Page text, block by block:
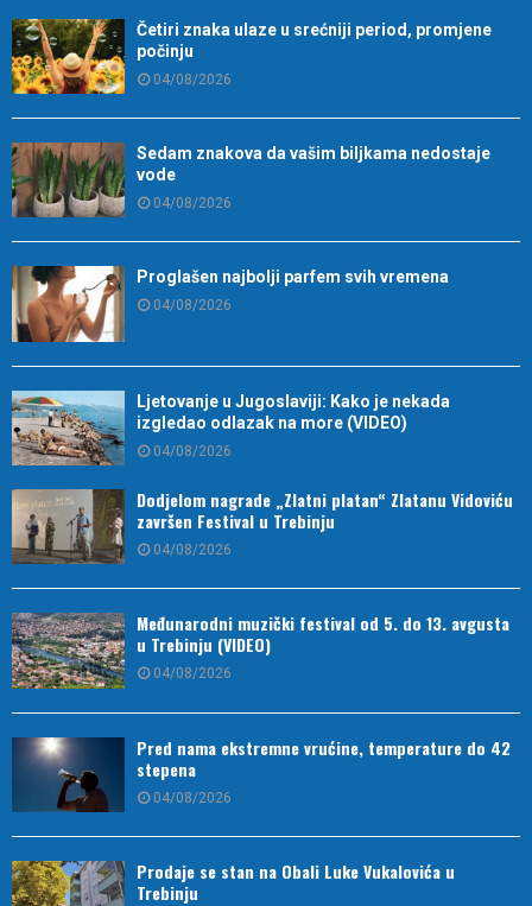
Četiri znaka ulaze u srećniji period, promjene
počinju
04/08/2026
Sedam znakova da vašim biljkama nedostaje
vode
04/08/2026
Proglašen najbolji parfem svih vremena
04/08/2026
Ljetovanje u Jugoslaviji: Kako je nekada
izgledao odlazak na more (VIDEO)
04/08/2026
Dodjelom nagrade „Zlatni platan“ Zlatanu Vidoviću
završen Festival u Trebinju
04/08/2026
Međunarodni muzički festival od 5. do 13. avgusta
u Trebinju (VIDEO)
04/08/2026
Pred nama ekstremne vrućine, temperature do 42
stepena
04/08/2026
Prodaje se stan na Obali Luke Vukalovića u
Trebinju